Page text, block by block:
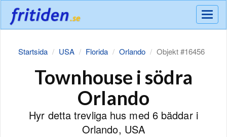
Meny
Startsida USA Florida Orlando Objekt #16456
Townhouse i södra
Orlando
Hyr detta trevliga hus med 6 bäddar i
Orlando, USA